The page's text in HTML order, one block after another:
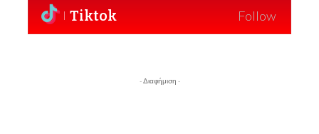
Tiktok Follow
- Διαφήμιση -